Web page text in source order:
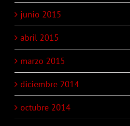
junio 2015
abril 2015
marzo 2015
diciembre 2014
octubre 2014